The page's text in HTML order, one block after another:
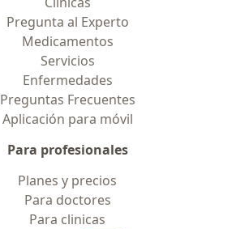
Pregunta al Experto
Medicamentos
Servicios
Enfermedades
Preguntas Frecuentes
Aplicación para móvil
Para profesionales
Planes y precios
Para doctores
Para clinicas